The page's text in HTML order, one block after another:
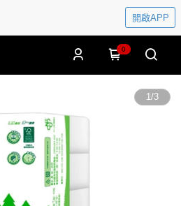
開啟APP
0
1/3